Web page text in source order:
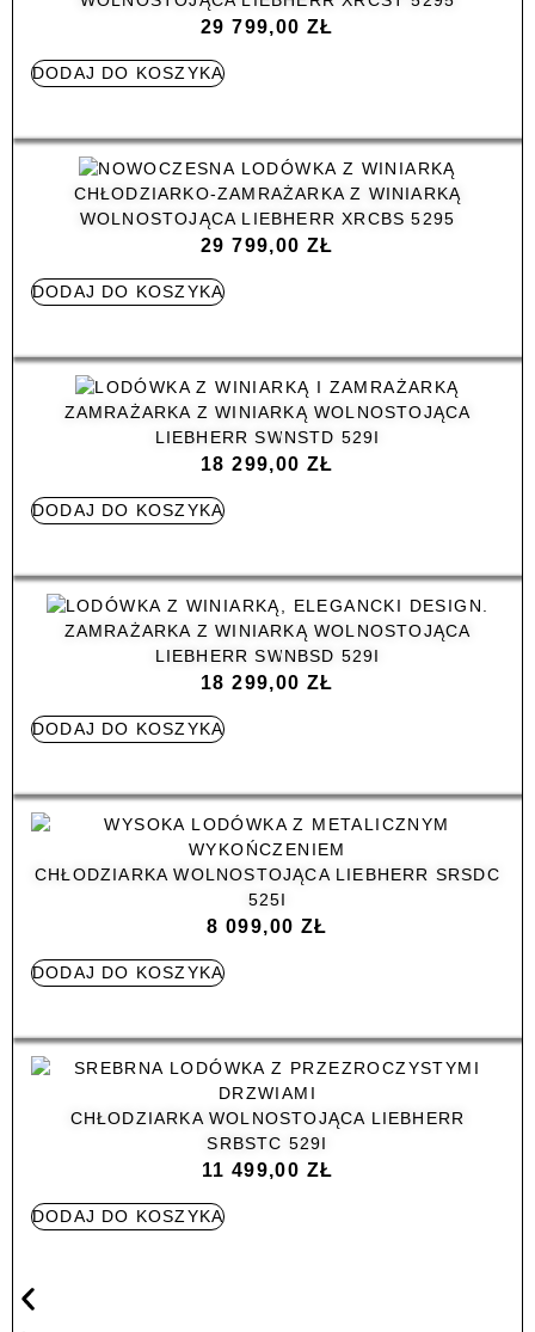
29 799,00ZŁ
DODAJ DO KOSZYKA
CHŁODZIARKO-ZAMRAŻARKA Z WINIARKĄ
WOLNOSTOJĄCA LIEBHERR XRCBS 5295
29 799,00ZŁ
DODAJ DO KOSZYKA
ZAMRAŻARKA Z WINIARKĄ WOLNOSTOJĄCA
LIEBHERR SWNSTD 529I
18 299,00ZŁ
DODAJ DO KOSZYKA
ZAMRAŻARKA Z WINIARKĄ WOLNOSTOJĄCA
LIEBHERR SWNBSD 529I
18 299,00ZŁ
DODAJ DO KOSZYKA
CHŁODZIARKA WOLNOSTOJĄCA LIEBHERR SRSDC
525I
8 099,00 ZŁ
DODAJ DO KOSZYKA
CHŁODZIARKA WOLNOSTOJĄCA LIEBHERR
SRBSTC 529I
11 499,00 ZŁ
DODAJ DO KOSZYKA